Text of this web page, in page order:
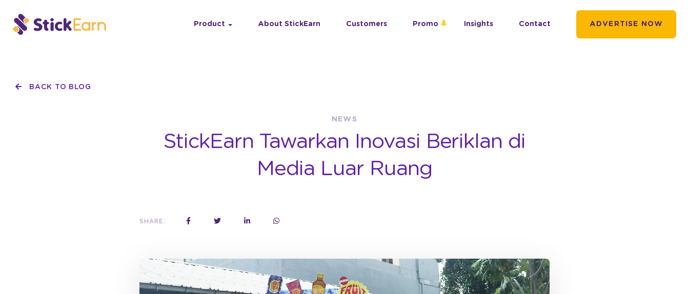
Product About StickEarn Customers Promo Insights Contact ADVERTISE NOW
BACK TO BLOG
NEWS
StickEarn Tawarkan Inovasi Beriklan di
Media Luar Ruang
SHARE: